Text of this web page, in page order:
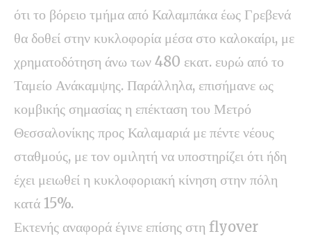
ότι το βόρειο τμήμα από Καλαμπάκα έως Γρεβενά
θα δοθεί στην κυκλοφορία μέσα στο καλοκαίρι, με
χρηματοδότηση άνω των 480 εκατ. ευρώ από το
Ταμείο Ανάκαμψης. Παράλληλα, επισήμανε ως
κομβικής σημασίας η επέκταση του Μετρό
Θεσσαλονίκης προς Καλαμαριά με πέντε νέους
σταθμούς, με τον ομιλητή να υποστηρίζει ότι ήδη
έχει μειωθεί η κυκλοφοριακή κίνηση στην πόλη
κατά 15%.
Εκτενής αναφορά έγινε επίσης στη flyover